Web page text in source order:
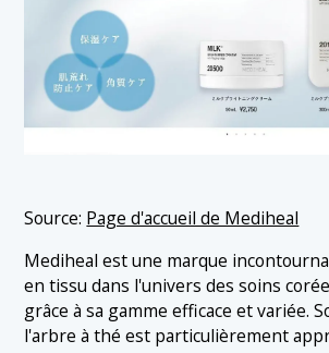
Source: Page d'accueil de Mediheal
Mediheal est une marque
en tissu dans l'univers des soins
grâce à sa gamme efficace et variée.
l'arbre à thé est particulièrement